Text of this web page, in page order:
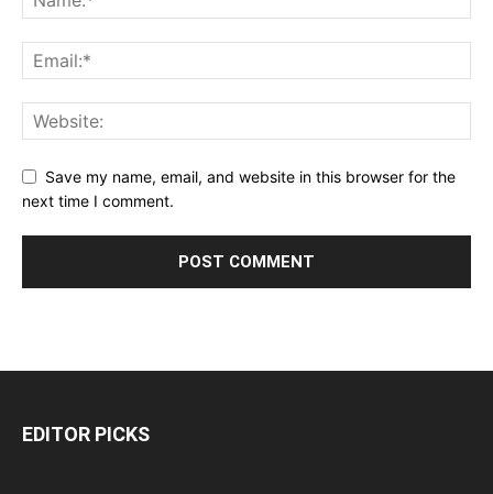
Save my name, email, and website in this browser for the
next time I comment.
EDITOR PICKS